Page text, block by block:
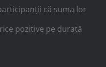
că suma lor
pozitive pe durată